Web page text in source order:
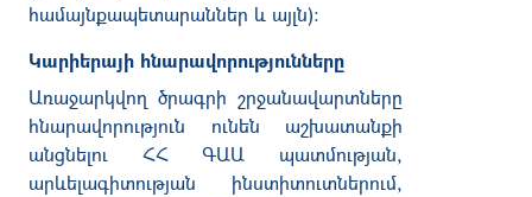
համայնքապետարաններ և այլն):
Կարիերայի հնարավորությունները
Առաջարկվող ծրագրի շրջանավարտները
հնարավորություն ունեն աշխատանքի
անցնելու ՀՀ ԳԱԱ պատմության,
արևելագիտության ինստիտուտներում,